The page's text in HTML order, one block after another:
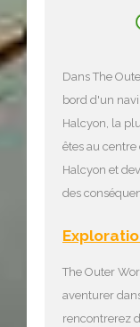
Dans The
bord d'un
Halcyon, la
êtes au
Halcyon et
des
The Outer
aventurer
rencontrerez